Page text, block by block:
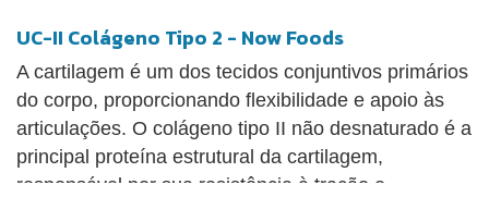
UC-II Colágeno Tipo 2 - Now Foods
A cartilagem é um dos tecidos conjuntivos primários
do corpo, proporcionando flexibilidade e apoio às
articulações. O colágeno tipo II não desnaturado é a
principal proteína estrutural da cartilagem,
responsável por sua resistência à tração e